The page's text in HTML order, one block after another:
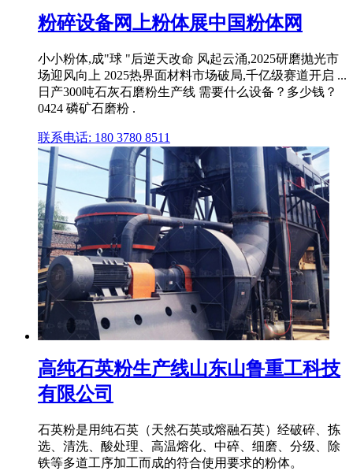
粉碎设备网上粉体展中国粉体网
小小粉体,成"球 "后逆天改命 风起云涌,2025研磨抛光市
场迎风向上 2025热界面材料市场破局,千亿级赛道开启 ...
日产300吨石灰石磨粉生产线 需要什么设备？多少钱？
0424 磷矿石磨粉 .
联系电话: 180 3780 8511
高纯石英粉生产线山东山鲁重工科技
有限公司
石英粉是用纯石英（天然石英或熔融石英）经破碎、拣
选、清洗、酸处理、高温熔化、中碎、细磨、分级、除
铁等多道工序加工而成的符合使用要求的粉体。